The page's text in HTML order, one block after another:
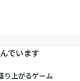
でいます
り上がるゲーム